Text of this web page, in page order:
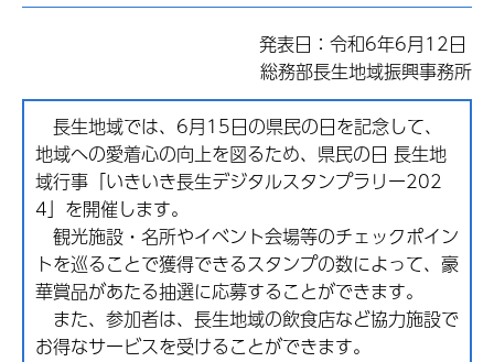
発表日：令和6年6月12日
総務部長生地域振興事務所
長生地域では、6月15日の県民の日を記念して、
地域への愛着心の向上を図るため、県民の日 長生地
域行事「いきいき長生デジタルスタンプラリー202
4」を開催します。
観光施設・名所やイベント会場等のチェックポイン
トを巡ることで獲得できるスタンプの数によって、豪
華賞品があたる抽選に応募することができます。
また、参加者は、長生地域の飲食店など協力施設で
お得なサービスを受けることができます。